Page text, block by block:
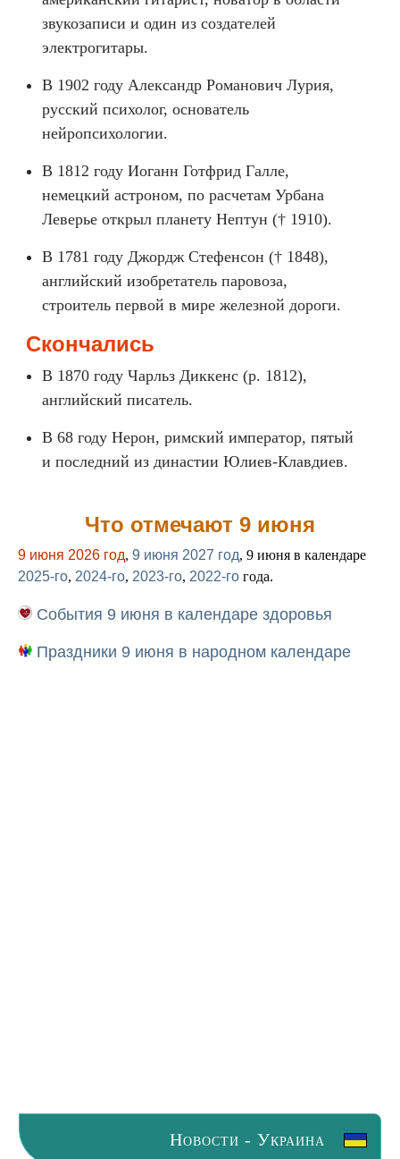
звукозаписи и один из создателей
электрогитары.
В 1902 году Александр Романович Лурия,
русский психолог, основатель
нейропсихологии.
В 1812 году Иоганн Готфрид Галле,
немецкий астроном, по расчетам Урбана
Леверье открыл планету Нептун († 1910).
В 1781 году Джордж Стефенсон († 1848),
английский изобретатель паровоза,
строитель первой в мире железной дороги.
Скончались
В 1870 году Чарльз Диккенс (р. 1812),
английский писатель.
В 68 году Нерон, римский император, пятый
и последний из династии Юлиев-Клавдиев.
Что отмечают 9 июня
9 июня 2026 год, 9 июня 2027 год, 9 июня в календаре
2025-го, 2024-го, 2023-го, 2022-го года.
События 9 июня в календаре здоровья
Праздники 9 июня в народном календаре
Новости - Украина